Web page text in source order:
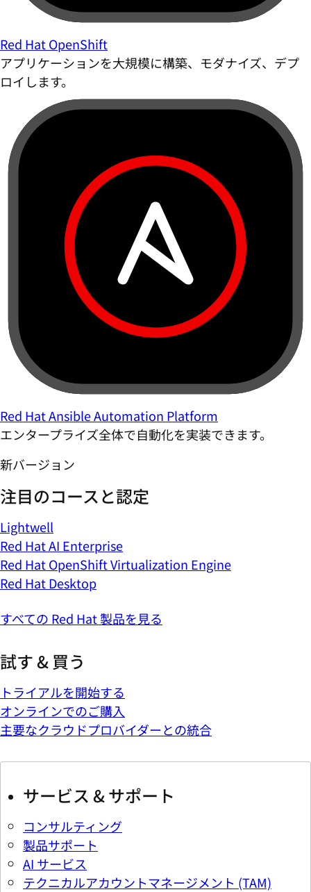
Red Hat OpenShift
アプリケーションを大規模に構築、モダナイズ、デプ
ロイします。
Red Hat Ansible Automation Platform
エンタープライズ全体で自動化を実装できます。
新バージョン
注目のコースと認定
Lightwell
Red Hat AI Enterprise
Red Hat OpenShift Virtualization Engine
Red Hat Desktop
すべての Red Hat 製品を見る
試す & 買う
トライアルを開始する
オンラインでのご購入
主要なクラウドプロバイダーとの統合
サービス & サポート
コンサルティング
製品サポート
AI サービス
テクニカルアカウントマネージメント (TAM)